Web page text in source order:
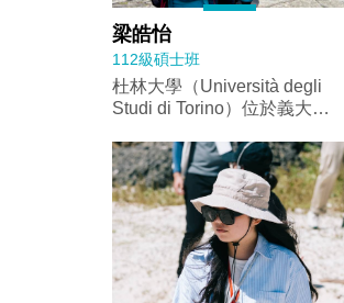
梁皓怡
112級碩士班
杜林大學（Università degli
Studi di Torino）位於義大利
校區分布在城市各處，而我這
次交換的Department of
Culture, Politics and
Society，主要位於 Campus
Luigi Einaudi 這棟新穎的校園
建築裡。這座建築雖然位置不
在杜林市中心，但周邊有許多